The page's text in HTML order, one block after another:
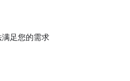
满足您的需求